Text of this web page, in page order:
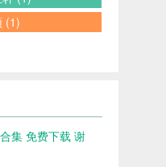
(1)
集 免费下载 谢